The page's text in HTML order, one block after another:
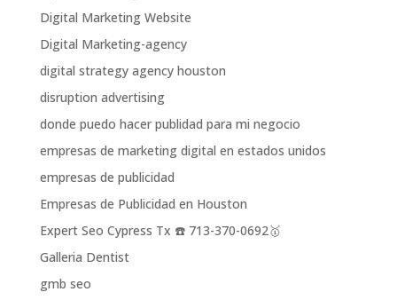
Digital Marketing Website
Digital Marketing-agency
digital strategy agency houston
disruption advertising
donde puedo hacer publidad para mi negocio
empresas de marketing digital en estados unidos
empresas de publicidad
Empresas de Publicidad en Houston
Expert Seo Cypress Tx ☎️ 713-370-0692🥇
Galleria Dentist
gmb seo